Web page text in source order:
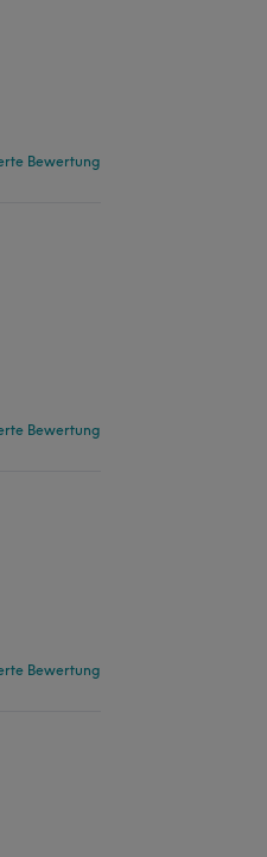
Bewertung
Bewertung
Bewertung